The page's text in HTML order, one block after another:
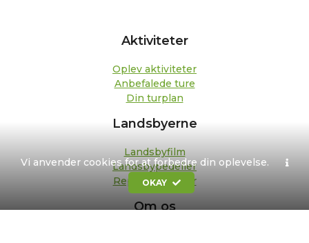
Vi anvender cookies for at forbedre din oplevelse.
OKAY
Aktiviteter
Oplev aktiviteter
Anbefalede ture
Din turplan
Landsbyerne
Landsbyfilm
Landsbypedeller
Repræsentanter
Om os